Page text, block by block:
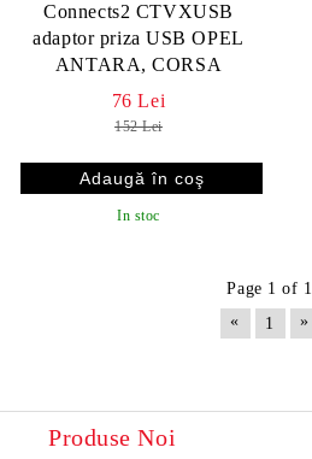
Connects2 CTVXUSB
adaptor priza USB OPEL
ANTARA, CORSA
76 Lei
152 Lei
In stoc
Page 1 of 1
«
1 »
Produse Noi